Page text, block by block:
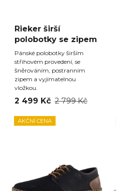
Rieker širší
polobotky se zipem
Pánské polobotky širším
střihovém provedení, se
šněrováním, postranním
zipem a vyjímatelnou
vložkou.
2 499 Kč 2 799 Kč
AKČNÍ CENA